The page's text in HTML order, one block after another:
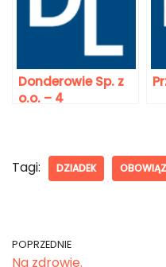
Donderowie Sp. z
o.o. – 4
Tagi: DZIADEK
POPRZEDNIE
Na zdrowie.